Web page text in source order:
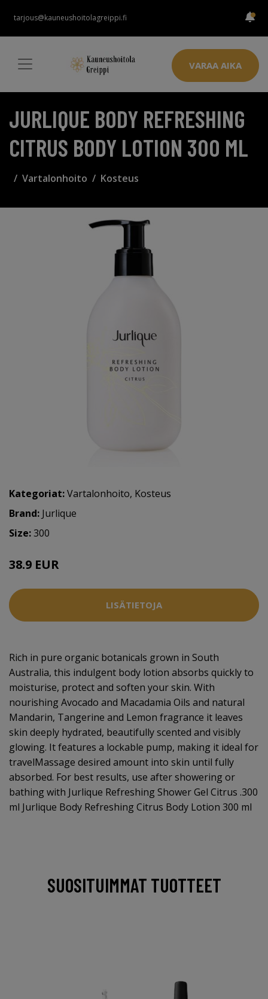
tarjous@kauneushoitolagreippi.fi
VARAA AIKA
JURLIQUE BODY REFRESHING
CITRUS BODY LOTION 300 ML
Vartalonhoito Kosteus
Kategoriat:Vartalonhoito, Kosteus
Brand: Jurlique
Size:300
38.9 EUR
LISÄTIETOJA
Rich in pure organic botanicals grown in South
Australia, this indulgent body lotion absorbs quickly to
moisturise, protect and soften your skin. With
nourishing Avocado and Macadamia Oils and natural
Mandarin, Tangerine and Lemon fragrance it leaves
skin deeply hydrated, beautifully scented and visibly
glowing. It features a lockable pump, making it ideal for
travelMassage desired amount into skin until fully
absorbed. For best results, use after showering or
bathing with Jurlique Refreshing Shower Gel Citrus .300
ml Jurlique Body Refreshing Citrus Body Lotion 300 ml
SUOSITUIMMAT TUOTTEET